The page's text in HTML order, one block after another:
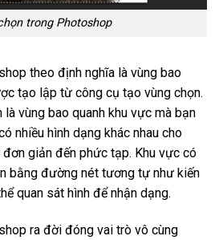
trong Photoshop
theo định nghĩa là vùng bao
tạo lập từ công cụ tạo vùng chọn.
vùng bao quanh khu vực mà bạn
nhiều hình dạng khác nhau cho
giản đến phức tạp. Khu vực có
bằng đường nét tương tự như kiến
quan sát hình để nhận dạng.
ra đời đóng vai trò vô cùng